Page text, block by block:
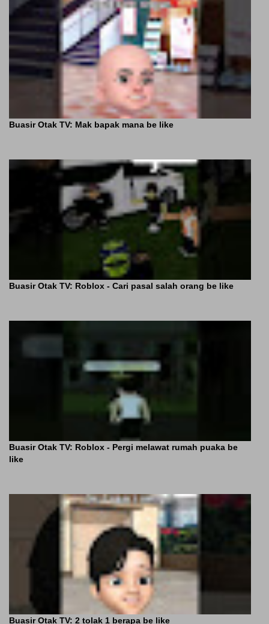
Buasir Otak TV: Mak bapak mana be like
Buasir Otak TV: Roblox - Cari pasal salah orang be like
Buasir Otak TV: Roblox - Pergi melawat rumah puaka be
like
Buasir Otak TV: 2 tolak 1 berapa be like